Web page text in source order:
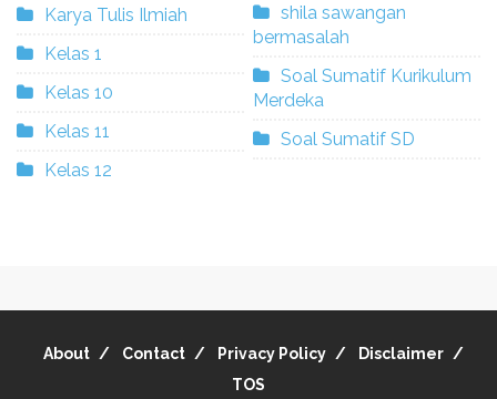
Karya Tulis Ilmiah
Kelas 1
Kelas 10
Kelas 11
Kelas 12
shila sawangan
bermasalah
Soal Sumatif Kurikulum
Merdeka
Soal Sumatif SD
About Contact Privacy Policy
Disclaimer
TOS